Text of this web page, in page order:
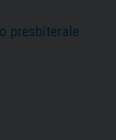
presbiterale